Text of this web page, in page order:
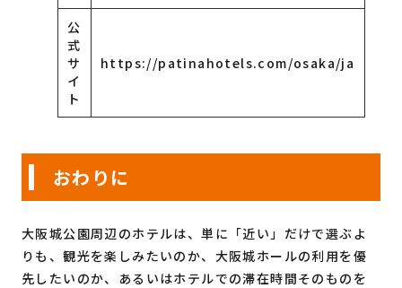
公
式
サ
イ
ト
https://patinahotels.com/osaka/ja
おわりに
大阪城公園周辺のホテルは、単に「近い」だけで選ぶよ
りも、観光を楽しみたいのか、大阪城ホールの利用を優
先したいのか、あるいはホテルでの滞在時間そのものを